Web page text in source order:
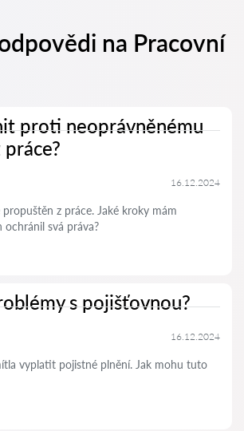
na Pracovní
proti neoprávněnému
16.12.2024
propuštěn z práce. Jaké kroky mám
svá práva?
s pojišťovnou?
16.12.2024
vyplatit pojistné plnění. Jak mohu tuto